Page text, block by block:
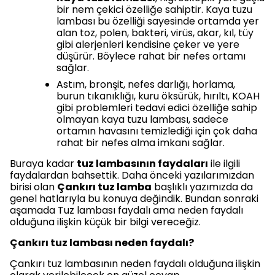
bir nem çekici özelliğe sahiptir. Kaya tuzu
lambası bu özelliği sayesinde ortamda yer
alan toz, polen, bakteri, virüs, akar, kıl, tüy
gibi alerjenleri kendisine çeker ve yere
düşürür. Böylece rahat bir nefes ortamı
sağlar.
Astım, bronşit, nefes darlığı, horlama,
burun tıkanıklığı, kuru öksürük, hırıltı, KOAH
gibi problemleri tedavi edici özelliğe sahip
olmayan kaya tuzu lambası, sadece
ortamın havasını temizlediği için çok daha
rahat bir nefes alma imkanı sağlar.
Buraya kadar tuz lambasının faydaları ile ilgili
faydalardan bahsettik. Daha önceki yazılarımızdan
birisi olan Çankırı tuz lamba başlıklı yazımızda da
genel hatlarıyla bu konuya değindik. Bundan sonraki
aşamada Tuz lambası faydalı ama neden faydalı
olduğuna ilişkin küçük bir bilgi vereceğiz.
Çankırı tuz lambası neden faydalı?
Çankırı tuz lambasının neden faydalı olduğuna ilişkin